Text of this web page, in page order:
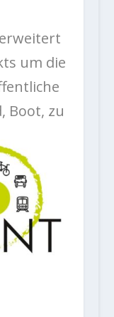
um die
Boot, zu